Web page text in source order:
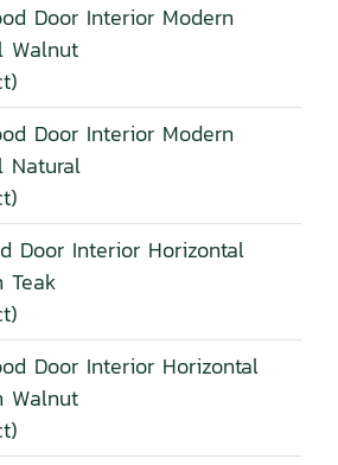
Door Interior Modern
Walnut
Door Interior Modern
Natural
Door Interior Horizontal
Teak
Door Interior Horizontal
Walnut